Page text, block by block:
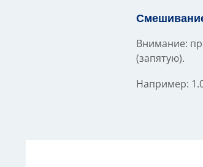
Внимание:
(запятую).
Например: